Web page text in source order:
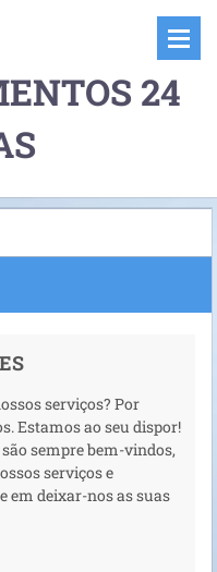
24
serviços? Por
Estamos ao seu dispor!
sempre bem-vindos,
serviços e
em deixar-nos as suas